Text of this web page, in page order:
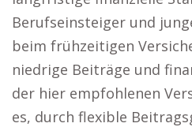
Berufseinsteiger und
beim frühzeitigen
niedrige Beiträge und
der hier empfohlenen
es, durch flexible